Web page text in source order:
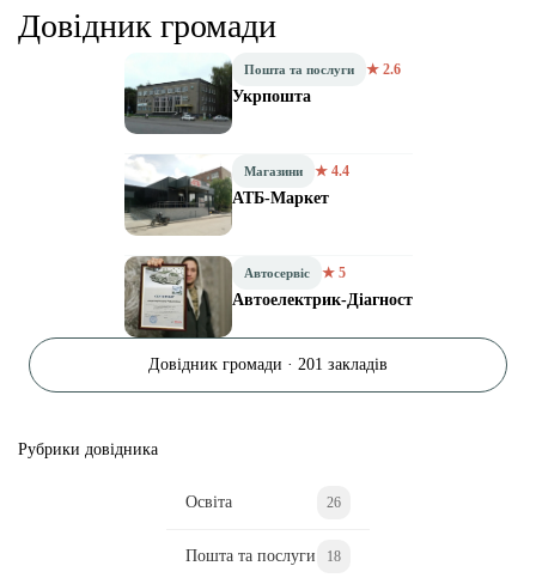
Довідник громади
Пошта та послуги ★ 2.6
Укрпошта
Магазини ★ 4.4
АТБ-Маркет
Автосервіс ★ 5
Автоелектрик-Діагност
Довідник громади · 201 закладів
Рубрики довідника
Освіта 26
Пошта та послуги 18